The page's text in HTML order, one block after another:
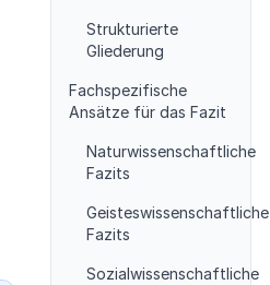
Strukturierte
Gliederung
Fachspezifische
Ansätze für das Fazit
Naturwissenschaftliche
Fazits
Geisteswissenschaftliche
Fazits
Sozialwissenschaftliche